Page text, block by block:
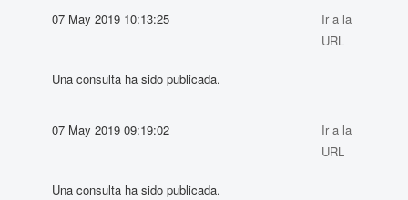
07 May 2019 10:13:25
Ir a la
URL
Una consulta ha sido publicada.
07 May 2019 09:19:02
Ir a la
URL
Una consulta ha sido publicada.